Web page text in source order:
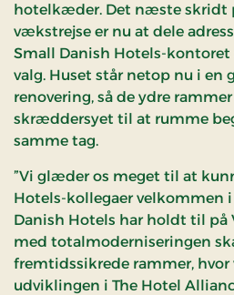
hotelkæder. Det næste skridt
vækstrejse er nu at dele
Small Danish Hotels-
valg. Huset står netop nu i en
renovering, så de ydre
skræddersyet til at rumme
samme tag.
”Vi glæder os meget til at
Hotels-kollegaer velkommen i
Danish Hotels har holdt til på
med totalmoderniseringen
fremtidssikrede rammer, hvor
udviklingen i The Hotel